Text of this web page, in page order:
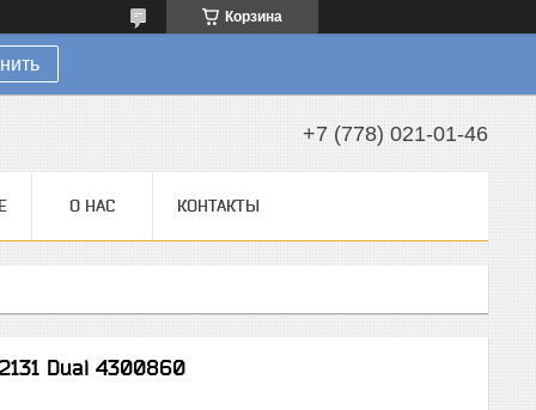
Корзина
+7 (778) 021-01-46
О НАС КОНТАКТЫ
Dual 4300860